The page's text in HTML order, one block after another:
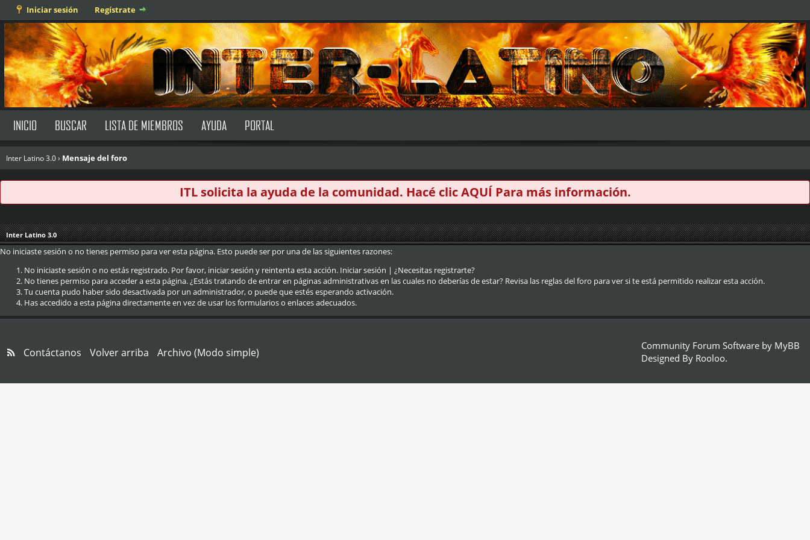
Iniciar sesión Regístrate
INICIO BUSCAR LISTA DE MIEMBROS AYUDA PORTAL
Inter Latino 3.0› Mensaje del foro
ITL solicita la ayuda de la comunidad. Hacé clicAQUÍ Para más información.
Inter Latino 3.0
No iniciaste sesión o no tienes permiso para ver esta página. Esto puede ser por una de las siguientes razones:
No iniciaste sesión o no estás registrado. Por favor, iniciar sesión y reintenta esta acción. Iniciar sesión | ¿Necesitas registrarte?
No tienes permiso para acceder a esta página. ¿Estás tratando de entrar en páginas administrativas en las cuales no deberías de estar? Revisa las reglas del foro para ver si te está permitido realizar esta acción.
Tu cuenta pudo haber sido desactivada por un administrador, o puede que estés esperando activación.
Has accedido a esta página directamente en vez de usar los formularios o enlaces adecuados.
Contáctanos Volver arriba Archivo (Modo simple)
Community Forum Software by MyBB
Designed By Rooloo.